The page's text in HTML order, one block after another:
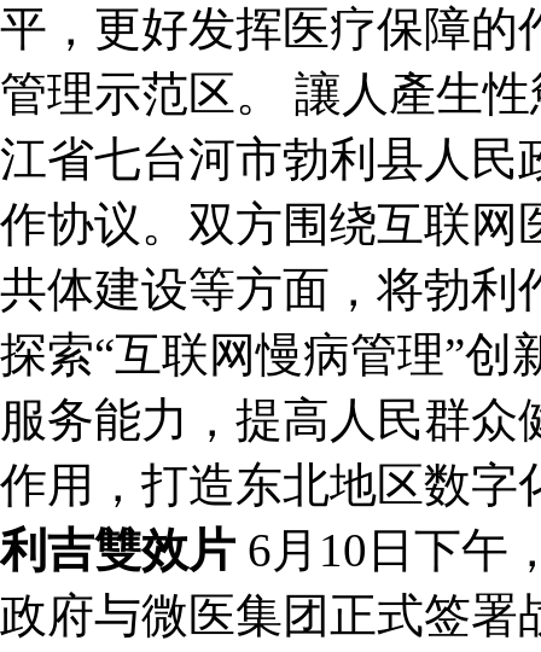
平，更好发挥医疗保障的
管理示范区。 讓人產生
江省七台河市勃利县人民
作协议。双方围绕互联网
共体建设等方面，将勃利
探索“互联网慢病管理”创
服务能力，提高人民群
作用，打造东北地区数
利吉雙效片 6月10日下午
政府与微医集团正式签署